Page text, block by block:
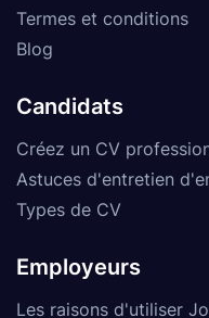
Termes et conditions
Blog
Candidats
Créez un CV
Astuces d'entretien
Types de CV
Employeurs
Les raisons d'utiliser